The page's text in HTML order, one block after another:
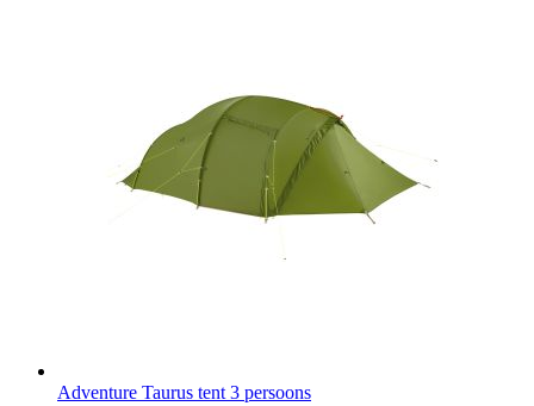
Adventure Taurus tent 3 persoons